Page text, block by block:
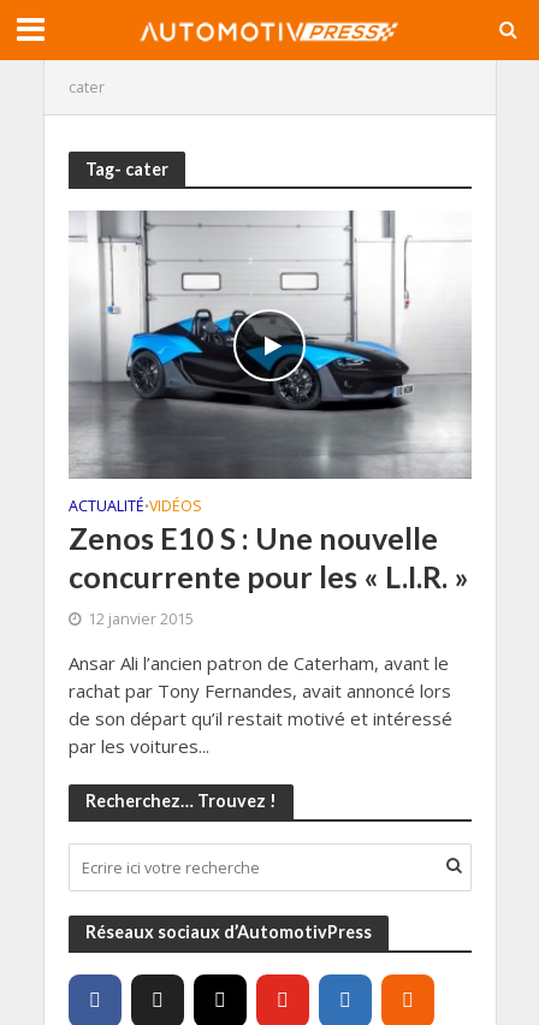
cater
Tag- cater
ACTUALITÉ•VIDÉOS
Zenos E10 S : Une nouvelle
concurrente pour les « L.I.R. »
12 janvier 2015
Ansar Ali l’ancien patron de Caterham, avant le
rachat par Tony Fernandes, avait annoncé lors
de son départ qu’il restait motivé et intéressé
par les voitures...
Recherchez… Trouvez !
Réseaux sociaux d’AutomotivPress